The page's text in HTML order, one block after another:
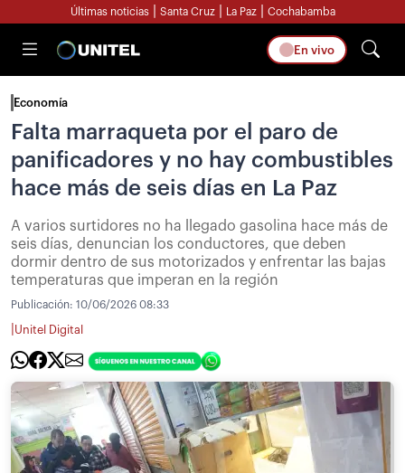
Últimas noticias Santa Cruz La Paz Cochabamba
En vivo
Economía
Falta marraqueta por el paro de
panificadores y no hay combustibles
hace más de seis días en La Paz
A varios surtidores no ha llegado gasolina hace más de
seis días, denuncian los conductores, que deben
dormir dentro de sus motorizados y enfrentar las bajas
temperaturas que imperan en la región
Publicación: 10/06/2026 08:33
Unitel Digital